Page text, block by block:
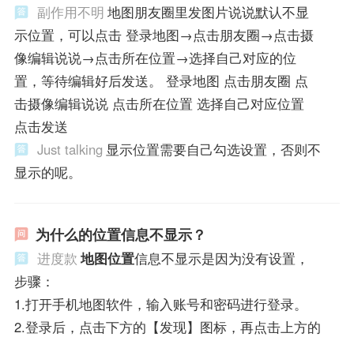
副作用不明 地图朋友圈里发图片说说默认不显
示位置，可以点击 登录地图→点击朋友圈→点击摄
像编辑说说→点击所在位置→选择自己对应的位
置，等待编辑好后发送。 登录地图 点击朋友圈 点
击摄像编辑说说 点击所在位置 选择自己对应位置
点击发送
Just talking 显示位置需要自己勾选设置，否则不
显示的呢。
为什么的位置信息不显示？
进度款 地图位置信息不显示是因为没有设置，
步骤：
1.打开手机地图软件，输入账号和密码进行登录。
2.登录后，点击下方的【发现】图标，再点击上方的